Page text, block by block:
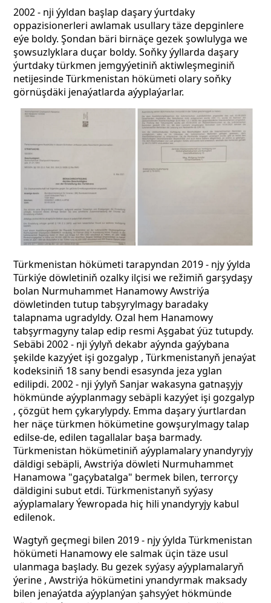
2002 - nji ýyldan başlap daşary ýurtdaky
oppazisionerleri awlamak usullary täze depginlere
eýe boldy. Şondan bäri birnäçe gezek şowlulyga we
şowsuzlyklara duçar boldy. Soňky ýyllarda daşary
ýurtdaky türkmen jemgyýetiniň aktiwleşmeginiň
netijesinde Türkmenistan hökümeti olary soňky
görnüşdäki jenaýatlarda aýyplaýarlar.
Türkmenistan hökümeti tarapyndan 2019 - njy ýylda
Türkiýe döwletiniň ozalky ilçisi we režimiň garşydaşy
bolan Nurmuhammet Hanamowy Awstriýa
döwletinden tutup tabşyrylmagy baradaky
talapnama ugradyldy. Ozal hem Hanamowy
tabşyrmagyny talap edip resmi Aşgabat ýüz tutupdy.
Sebäbi 2002 - nji ýylyň dekabr aýynda gaýybana
şekilde kazyýet işi gozgalyp , Türkmenistanyň jenaýat
kodeksiniň 18 sany bendi esasynda jeza yglan
edilipdi. 2002 - nji ýylyň Sanjar wakasyna gatnaşyjy
hökmünde aýyplanmagy sebäpli kazyýet işi gozgalyp
, çözgüt hem çykarylypdy. Emma daşary ýurtlardan
her näçe türkmen hökümetine gowşurylmagy talap
edilse-de, edilen tagallalar başa barmady.
Türkmenistan hökümetiniň aýyplamalary ynandyryjy
däldigi sebäpli, Awstriýa döwleti Nurmuhammet
Hanamowa "gaçybatalga" bermek bilen, terrorçy
däldigini subut etdi. Türkmenistanyň syýasy
aýyplamalary Ýewropada hiç hili ynandyryjy kabul
edilenok.
Wagtyň geçmegi bilen 2019 - njy ýylda Türkmenistan
hökümeti Hanamowy ele salmak üçin täze usul
ulanmaga başlady. Bu gezek syýasy aýyplamalaryň
ýerine , Awstriýa hökümetini ynandyrmak maksady
bilen jenaýatda aýyplanýan şahsyýet hökmünde